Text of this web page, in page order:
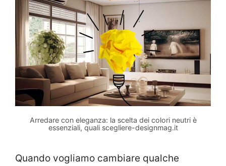
Arredare con eleganza: la scelta dei colori neutri è
essenziali, quali scegliere-designmag.it
Quando vogliamo cambiare qualche